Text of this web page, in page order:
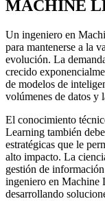
MACHINE
Un ingeniero en
para mantenerse a la
evolución. La
crecido
de modelos de
volúmenes de datos y
El conocimiento
Learning también
estratégicas que le
alto impacto. La
gestión de
ingeniero en Machine
desarrollando